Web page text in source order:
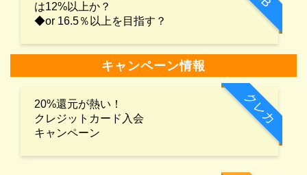
は12%以上か？
◆or 16.5％以上を目指す？
キャンペーン情報
クレカ
20%還元が熱い！
クレジットカード入会
キャンペーン